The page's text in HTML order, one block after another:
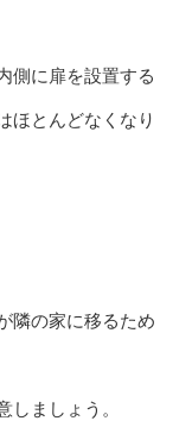
側に扉を設置する
ほとんどなくなり
隣の家に移るため
しましょう。